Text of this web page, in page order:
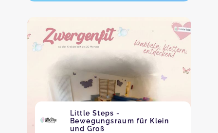
Little Steps -
Bewegungsraum für Klein
und Groß